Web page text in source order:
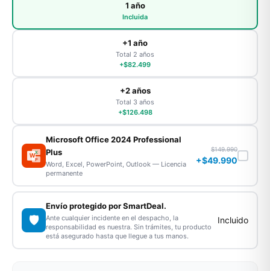
1 año
Incluida
+1 año
Total 2 años
+$82.499
+2 años
Total 3 años
+$126.498
WX
P
Microsoft Office 2024 Professional
Plus
Word, Excel, PowerPoint, Outlook — Licencia
permanente
$149.990
+$49.990
🛡️
Envío protegido por SmartDeal.
Ante cualquier incidente en el despacho, la
responsabilidad es nuestra. Sin trámites, tu producto
está asegurado hasta que llegue a tus manos.
Incluido